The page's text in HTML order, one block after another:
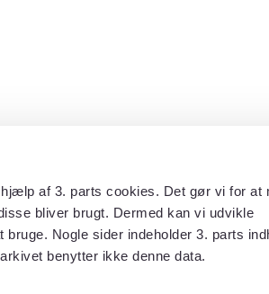
af 3. parts cookies. Det gør vi for at
bliver brugt. Dermed kan vi udvikle
Nogle sider indeholder 3. parts
benytter ikke denne data.